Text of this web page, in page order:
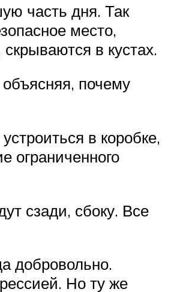
часть дня. Так
место,
в кустах.
почему
в коробке,
ограниченного
сзади, сбоку. Все
добровольно.
Но ту же